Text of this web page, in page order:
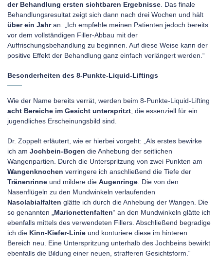
der Behandlung ersten sichtbaren Ergebnisse . Das finale
Behandlungsresultat zeigt sich dann nach drei Wochen und hält
über ein Jahran. „Ich empfehle meinen Patienten jedoch bereits
vor dem vollständigen Filler-Abbau mit der
Auffrischungsbehandlung zu beginnen. Auf diese Weise kann der
positive Effekt der Behandlung ganz einfach verlängert werden.“
Besonderheiten des 8-Punkte-Liquid-Liftings
Wie der Name bereits verrät, werden beim 8-Punkte-Liquid-Lifting
acht Bereiche im Gesicht unterspritzt , die essenziell für ein
jugendliches Erscheinungsbild sind.
Dr. Zoppelt erläutert, wie er hierbei vorgeht: „Als erstes bewirke
ich am Jochbein-Bogen die Anhebung der seitlichen
Wangenpartien. Durch die Unterspritzung von zwei Punkten am
Wangenknochen verringere ich anschließend die Tiefe der
Tränenrinne und mildere die Augenringe . Die von den
Nasenflügeln zu den Mundwinkeln verlaufenden
Nasolabialfalten glätte ich durch die Anhebung der Wangen. Die
so genannten „ Marionettenfalten“ an den Mundwinkeln glätte ich
ebenfalls mittels des verwendeten Fillers. Abschließend begradige
ich die Kinn-Kiefer-Linie und konturiere diese im hinteren
Bereich neu. Eine Unterspritzung unterhalb des Jochbeins bewirkt
ebenfalls die Bildung einer neuen, strafferen Gesichtsform.“